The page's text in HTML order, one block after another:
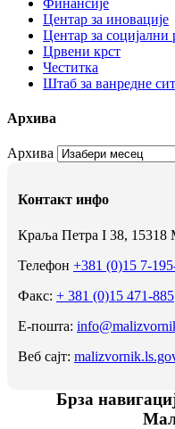
Центар за иновације
Центар за социјални
Црвени крст
Честитка
Штаб за ванредне
Архива
Архива
Контакт инфо
Краља Петра I 38, 15318
Телефон +381 (0)15 7-
Факс: + 381 (0)15 471-885
Е-пошта:
Веб сајт:
Брза